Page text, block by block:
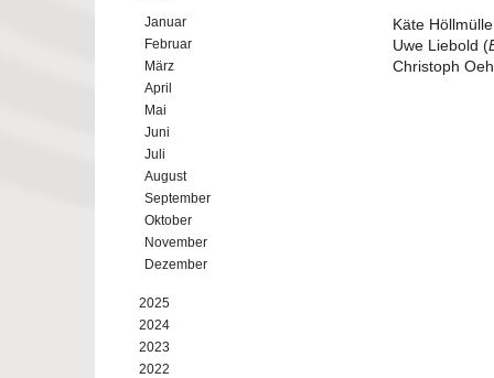
Januar
Februar
März
April
Mai
Juni
Juli
August
September
Oktober
November
Dezember
2025
2024
2023
2022
Käte
Uwe Liebold (
Christoph